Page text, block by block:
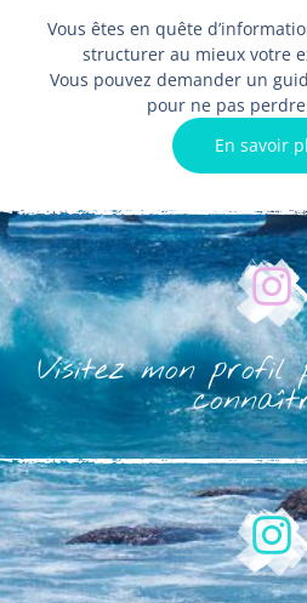
Vous êtes en quête
structurer au mieux votre
Vous pouvez demander un
pour ne pas
En savoir
Visitez mon profil